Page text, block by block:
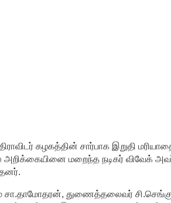
கழகத்தின் சார்பாக இறுதி
மறைந்த நடிகர் விவேக்
துணைத்தலைவர்